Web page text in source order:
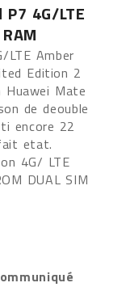
4G/LTE
LTE Amber
Edition 2
Huawei Mate
de deouble
encore 22
etat.
4G/ LTE
DUAL SIM